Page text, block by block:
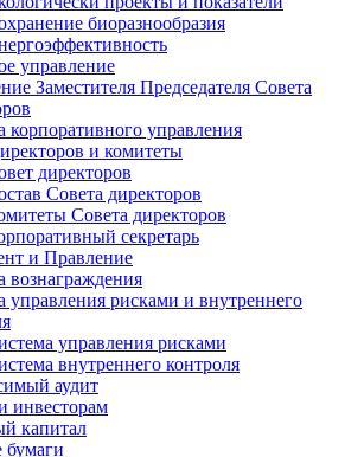
биоразнообразия
управление
Заместителя Председателя Совета
корпоративного управления
и комитеты
директоров
Совета директоров
Совета директоров
секретарь
и Правление
вознаграждения
управления рисками и внутреннего
управления рисками
внутреннего контроля
аудит
инвесторам
капитал